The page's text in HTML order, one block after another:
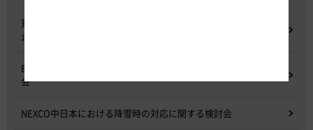
東名高速道路 中吉田高架橋 塗装塗替え工事による火災事故再発防
止委員会
E20 中央道を跨ぐ橋梁の耐震補強工事施工不良に関する調査委員
会
NEXCO中日本における降雪時の対応に関する検討会